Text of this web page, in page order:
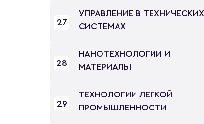
27
УПРАВЛЕНИЕ В ТЕХНИЧЕСКИХ
СИСТЕМАХ
28
НАНОТЕХНОЛОГИИ И
МАТЕРИАЛЫ
29
ТЕХНОЛОГИИ ЛЕГКОЙ
ПРОМЫШЛЕННОСТИ